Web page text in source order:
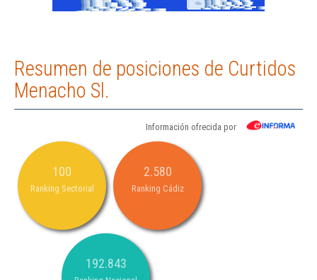
Resumen de posiciones de Curtidos
Menacho Sl.
Información ofrecida por
100
Ranking Sectorial
2.580
Ranking Cádiz
192.843